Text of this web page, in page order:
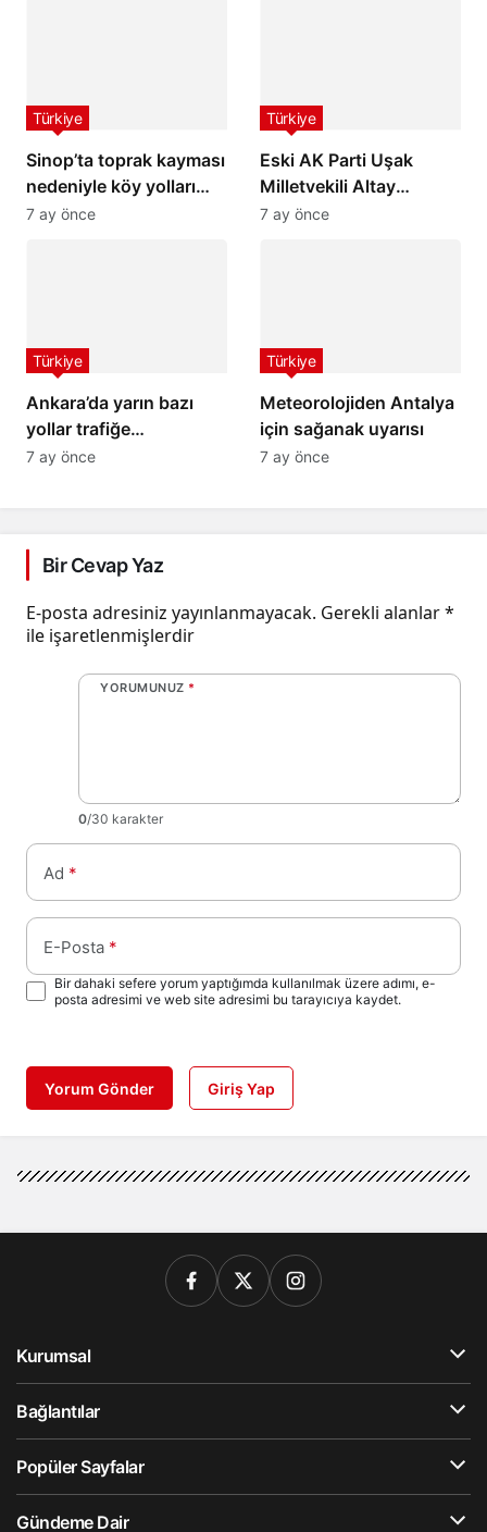
Sinop’ta toprak kayması
nedeniyle köy yolları
ulaşıma kapandı
Türkiye
7 ay önce
Eski AK Parti Uşak
Milletvekili Altay
hayatını kaybetti
Türkiye
7 ay önce
Ankara’da yarın bazı
yollar trafiğe
kapatılacak
Türkiye
7 ay önce
Meteorolojiden Antalya
için sağanak uyarısı
Türkiye
7 ay önce
Bir Cevap Yaz
E-posta adresiniz yayınlanmayacak. Gerekli alanlar*
ile işaretlenmişlerdir
YORUMUNUZ *
0/30 karakter
Ad *
E-Posta *
Bir dahaki sefere yorum yaptığımda kullanılmak üzere adımı, e-
posta adresimi ve web site adresimi bu tarayıcıya kaydet.
Yorum Gönder Giriş Yap
Kurumsal
Bağlantılar
Popüler Sayfalar
Gündeme Dair